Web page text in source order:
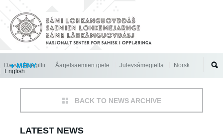
MENY
Davvisámegillii Åarjelsaemien gïele Julevsámegiella
Norsk
English
BACK TO NEWS ARCHIVE
LATEST NEWS